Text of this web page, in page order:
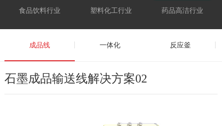
食品饮料行业 塑料化工行业 药品高洁行业
成品线 一体化 反应釜
石墨成品输送线解决方案02